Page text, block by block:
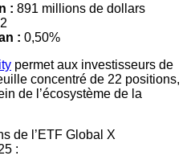
: 891 millions de dollars
: 0,50%
permet aux investisseurs de
concentré de 22 positions,
de l’écosystème de la
de l’ETF Global X
: